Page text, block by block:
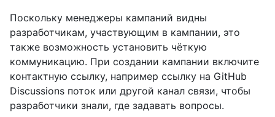
Поскольку менеджеры кампаний видны
разработчикам, участвующим в кампании, это
также возможность установить чёткую
коммуникацию. При создании кампании включите
контактную ссылку, например ссылку на GitHub
Discussions поток или другой канал связи, чтобы
разработчики знали, где задавать вопросы.